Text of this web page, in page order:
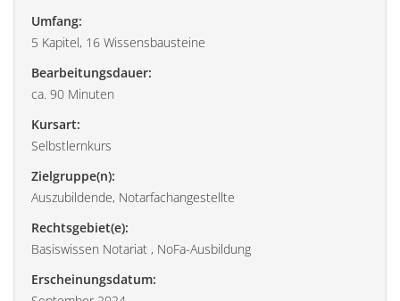
Umfang:
5 Kapitel, 16 Wissensbausteine
Bearbeitungsdauer:
ca. 90 Minuten
Kursart:
Selbstlernkurs
Zielgruppe(n):
Auszubildende, Notarfachangestellte
Rechtsgebiet(e):
Basiswissen Notariat , NoFa-Ausbildung
Erscheinungsdatum: